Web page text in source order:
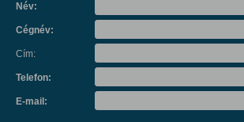
Név:
Cégnév:
Cím:
Telefon:
E-mail: